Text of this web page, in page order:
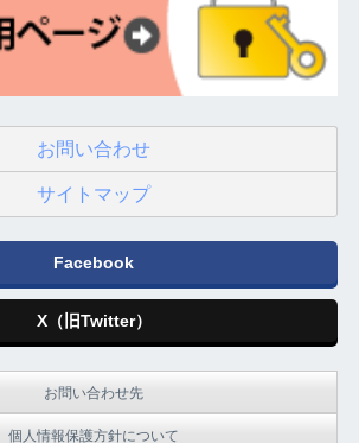
お問い合わせ
サイトマップ
Facebook
X（旧Twitter）
お問い合わせ先
個人情報保護方針について